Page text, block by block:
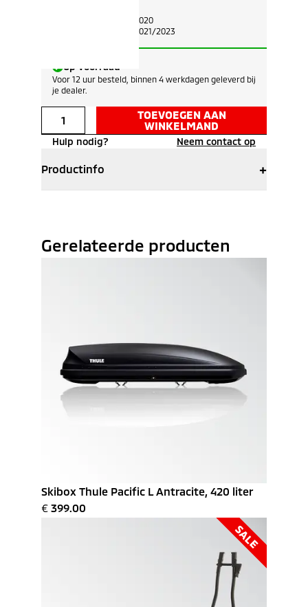
ECLIPSE CROSS 2018/2020
ECLIPSE CROSS PHEV 2021/2023
Op voorraad
Voor 12 uur besteld, binnen 4 werkdagen geleverd bij
je dealer.
TOEVOEGEN AAN
WINKELMAND
Hulp nodig? Neem contact op
Productinfo +
Gerelateerde producten
Skibox Thule Pacific L Antracite, 420 liter
€ 399.00
SALE